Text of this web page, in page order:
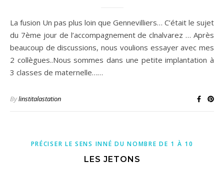
La fusion Un pas plus loin que Gennevilliers… C’était le sujet
du 7ème jour de l’accompagnement de clnalvarez … Après
beaucoup de discussions, nous voulions essayer avec mes
2 collègues..Nous sommes dans une petite implantation à
3 classes de maternelle……
Bylinstitalastation
PRÉCISER LE SENS INNÉ DU NOMBRE DE 1 À 10
LES JETONS